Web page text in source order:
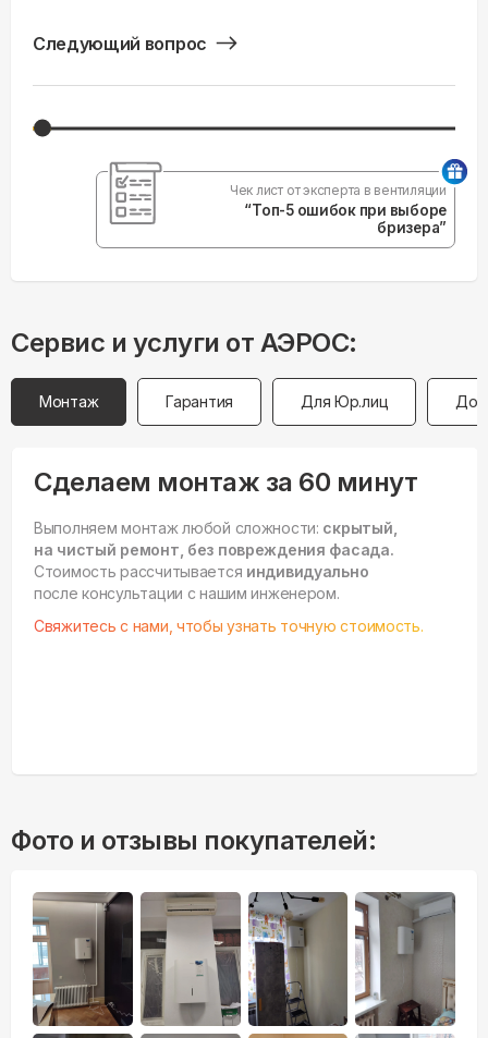
Следующий вопрос
Чек лист от эксперта в вентиляции
“Топ-5 ошибок при выборе
бризера”
Сервис и услуги от АЭРОС:
Монтаж Гарантия Для Юр.лиц
Сделаем монтаж за 60 минут
Выполняем монтаж любой сложности: скрытый,
на чистый ремонт, без повреждения фасада.
Стоимость рассчитывается индивидуально
после консультации с нашим инженером.
Свяжитесь с нами, чтобы узнать точную стоимость.
Фото и отзывы покупателей: